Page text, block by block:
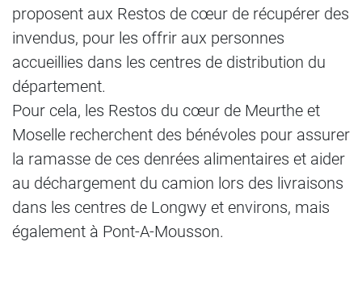
proposent aux Restos de cœur de récupérer des
invendus, pour les offrir aux personnes
accueillies dans les centres de distribution du
département.
Pour cela, les Restos du cœur de Meurthe et
Moselle recherchent des bénévoles pour assurer
la ramasse de ces denrées alimentaires et aider
au déchargement du camion lors des livraisons
dans les centres de Longwy et environs, mais
également à Pont-A-Mousson.